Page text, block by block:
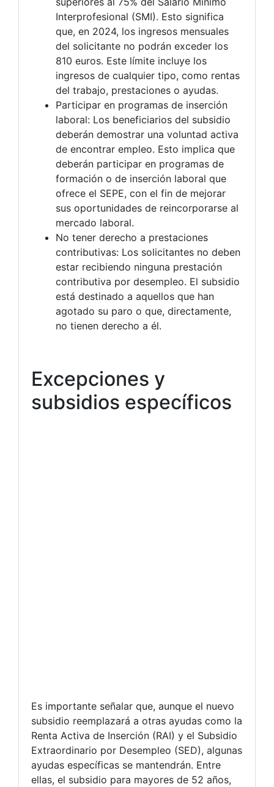
Interprofesional (SMI). Esto significa
que, en 2024, los ingresos mensuales
del solicitante no podrán exceder los
810 euros. Este límite incluye los
ingresos de cualquier tipo, como rentas
del trabajo, prestaciones o ayudas.
Participar en programas de inserción
laboral: Los beneficiarios del subsidio
deberán demostrar una voluntad activa
de encontrar empleo. Esto implica que
deberán participar en programas de
formación o de inserción laboral que
ofrece el SEPE, con el fin de mejorar
sus oportunidades de reincorporarse al
mercado laboral.
No tener derecho a prestaciones
contributivas: Los solicitantes no deben
estar recibiendo ninguna prestación
contributiva por desempleo. El subsidio
está destinado a aquellos que han
agotado su paro o que, directamente,
no tienen derecho a él.
Excepciones y
subsidios específicos
Es importante señalar que, aunque el nuevo
subsidio reemplazará a otras ayudas como la
Renta Activa de Inserción (RAI) y el Subsidio
Extraordinario por Desempleo (SED), algunas
ayudas específicas se mantendrán. Entre
ellas, el subsidio para mayores de 52 años,